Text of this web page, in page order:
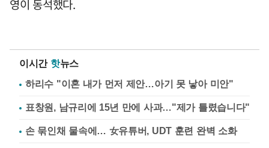
영이 동석했다.
이시간 핫뉴스
하리수 "이혼 내가 먼저 제안…아기 못 낳아 미안"
표창원, 남규리에 15년 만에 사과…"제가 틀렸습니다"
손 묶인채 물속에… 女유튜버, UDT 훈련 완벽 소화